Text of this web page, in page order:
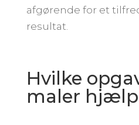
afgørende for et
resultat.
Hvilke
maler